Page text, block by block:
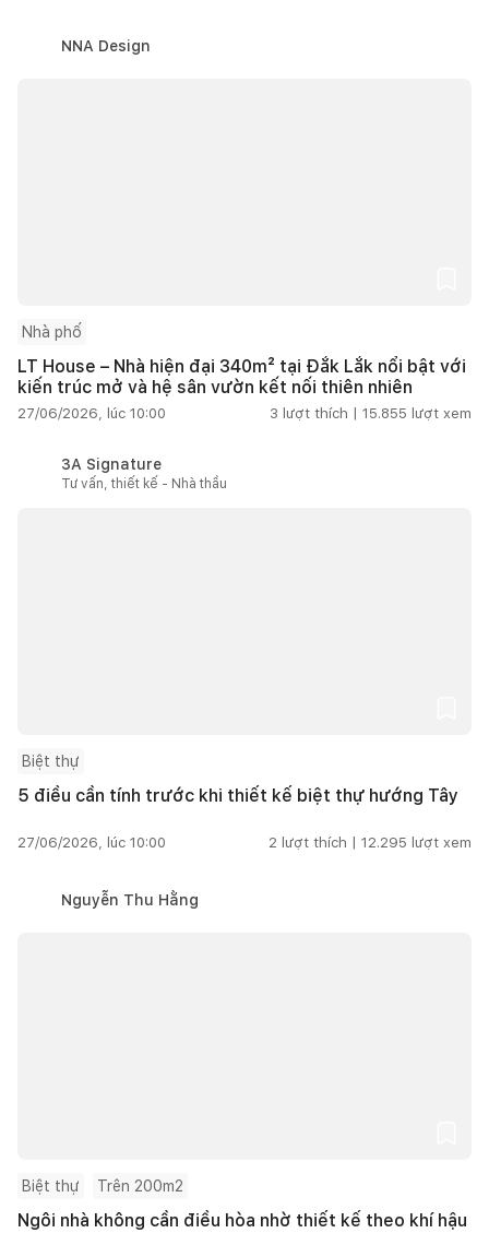
NNA Design
Nhà phố
LT House – Nhà hiện đại 340m² tại Đắk Lắk nổi bật với
kiến trúc mở và hệ sân vườn kết nối thiên nhiên
27/06/2026, lúc 10:00 3 lượt thích | 15.855 lượt xem
3A Signature
Tư vấn, thiết kế - Nhà thầu
Biệt thự
5 điều cần tính trước khi thiết kế biệt thự hướng Tây
27/06/2026, lúc 10:00 2 lượt thích | 12.295 lượt xem
Nguyễn Thu Hằng
Biệt thự Trên 200m2
Ngôi nhà không cần điều hòa nhờ thiết kế theo khí hậu